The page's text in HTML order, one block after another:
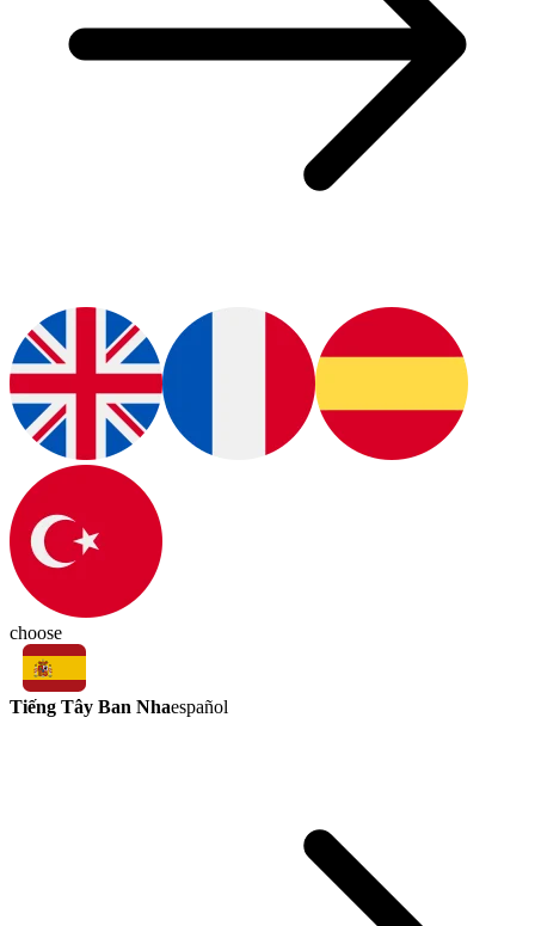
choose
Tiếng Tây Ban Nhaespañol